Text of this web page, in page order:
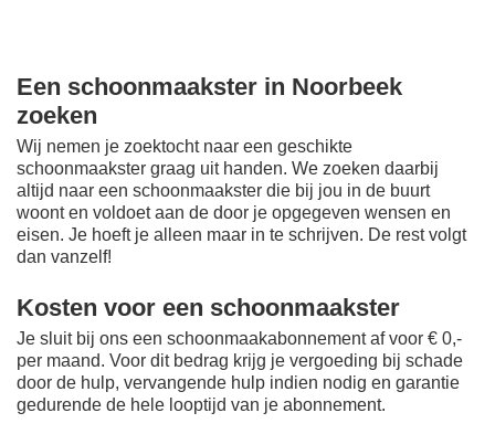
Een schoonmaakster in Noorbeek
zoeken
Wij nemen je zoektocht naar een geschikte
schoonmaakster graag uit handen. We zoeken daarbij
altijd naar een schoonmaakster die bij jou in de buurt
woont en voldoet aan de door je opgegeven wensen en
eisen. Je hoeft je alleen maar in te schrijven. De rest volgt
dan vanzelf!
Kosten voor een schoonmaakster
Je sluit bij ons een schoonmaakabonnement af voor € 0,-
per maand. Voor dit bedrag krijg je vergoeding bij schade
door de hulp, vervangende hulp indien nodig en garantie
gedurende de hele looptijd van je abonnement.